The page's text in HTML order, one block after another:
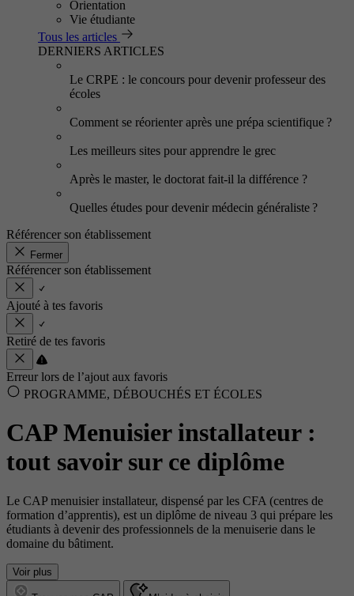
Orientation
Vie étudiante
Tous les articles
DERNIERS ARTICLES
Le CRPE : le concours pour devenir professeur des
écoles
Comment se réorienter après une prépa scientifique ?
Les meilleurs sites pour apprendre le grec
Après le master, le doctorat fait-il la différence ?
Quelles études pour devenir médecin généraliste ?
Référencer son établissement
Fermer
Référencer son établissement
Ajouté à tes favoris
Retiré de tes favoris
Erreur lors de l’ajout aux favoris
PROGRAMME, DÉBOUCHÉS ET ÉCOLES
CAP Menuisier installateur :
tout savoir sur ce diplôme
Le CAP menuisier installateur, dispensé par les CFA (centres de
formation d’apprentis), est un diplôme de niveau 3 qui prépare les
étudiants à devenir des professionnels de la menuiserie dans le
domaine du bâtiment.
Voir plus